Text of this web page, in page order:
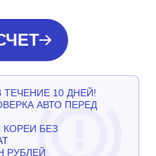
10 ДНЕЙ!
АВТО ПЕРЕД
БЕЗ
РУБЛЕЙ